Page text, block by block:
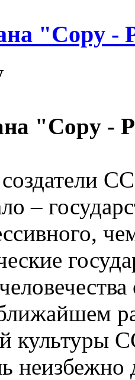
"Copy -
"Copy -
–
культуры